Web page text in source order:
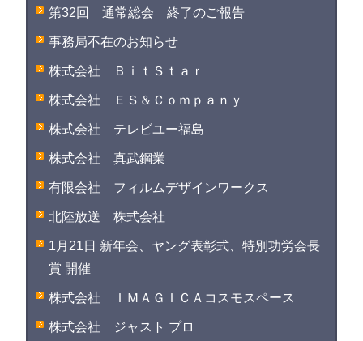
第32回 通常総会 終了のご報告
事務局不在のお知らせ
株式会社 ＢｉｔＳｔａｒ
株式会社 ＥＳ＆Ｃｏｍｐａｎｙ
株式会社 テレビユー福島
株式会社 真武鋼業
有限会社 フィルムデザインワークス
北陸放送 株式会社
1月21日 新年会、ヤング表彰式、特別功労会長
賞 開催
株式会社 ＩＭＡＧＩＣＡコスモスペース
株式会社 ジャスト プロ